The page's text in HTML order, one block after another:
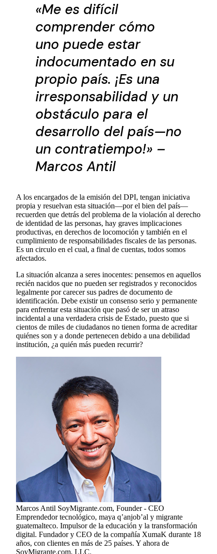
«Me es difícil
comprender cómo
uno puede estar
indocumentado en su
propio país. ¡Es una
irresponsabilidad y un
obstáculo para el
desarrollo del país—no
un contratiempo!» –
Marcos Antil
A los encargados de la emisión del DPI, tengan iniciativa
propia y resuelvan esta situación—por el bien del país—
recuerden que detrás del problema de la violación al derecho
de identidad de las personas, hay graves implicaciones
productivas, en derechos de locomoción y también en el
cumplimiento de responsabilidades fiscales de las personas.
Es un circulo en el cual, a final de cuentas, todos somos
afectados.
La situación alcanza a seres inocentes: pensemos en aquellos
recién nacidos que no pueden ser registrados y reconocidos
legalmente por carecer sus padres de documento de
identificación. Debe existir un consenso serio y permanente
para enfrentar esta situación que pasó de ser un atraso
incidental a una verdadera crisis de Estado, puesto que si
cientos de miles de ciudadanos no tienen forma de acreditar
quiénes son y a donde pertenecen debido a una debilidad
institución, ¿a quién más pueden recurrir?
Marcos Antil SoyMigrante.com, Founder - CEO
Emprendedor tecnológico, maya q’anjob’al y migrante
guatemalteco. Impulsor de la educación y la transformación
digital. Fundador y CEO de la compañía XumaK durante 18
años, con clientes en más de 25 países. Y ahora de
SoyMigrante.com, LLC.